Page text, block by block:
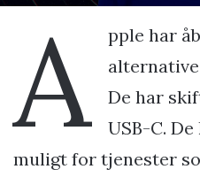
A
pple har
De har
USB-C.
muligt for tjenester